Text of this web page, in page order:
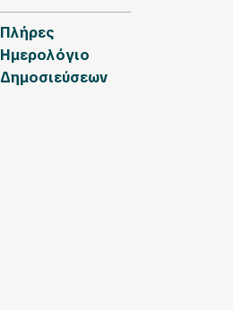
Πλήρες
Ημερολόγιο
Δημοσιεύσεων